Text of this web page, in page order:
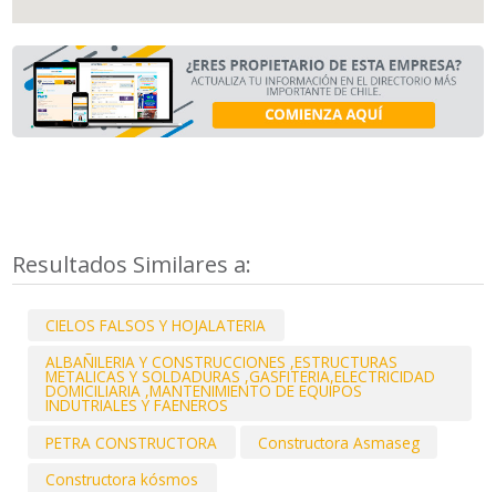
Resultados Similares a:
CIELOS FALSOS Y HOJALATERIA
ALBAÑILERIA Y CONSTRUCCIONES ,ESTRUCTURAS
METALICAS Y SOLDADURAS ,GASFITERIA,ELECTRICIDAD
DOMICILIARIA ,MANTENIMIENTO DE EQUIPOS
INDUTRIALES Y FAENEROS
PETRA CONSTRUCTORA
Constructora Asmaseg
Constructora kósmos